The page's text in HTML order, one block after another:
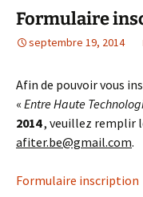
Formulaire
septembre 19, 2014
Afin de pouvoir vous
« Entre Haute
2014, veuillez remplir
afiter.be@gmail.com.
Formulaire inscription